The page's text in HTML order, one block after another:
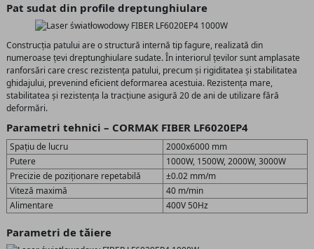
Pat sudat din profile dreptunghiulare
Construcția patului are o structură internă tip fagure, realizată din
numeroase țevi dreptunghiulare sudate. În interiorul țevilor sunt amplasate
ranforsări care cresc rezistența patului, precum și rigiditatea și stabilitatea
ghidajului, prevenind eficient deformarea acestuia. Rezistența mare,
stabilitatea și rezistența la tracțiune asigură 20 de ani de utilizare fără
deformări.
Parametri tehnici – CORMAK FIBER LF6020EP4
Spațiu de lucru
2000x6000 mm
Putere
1000W, 1500W, 2000W, 3000W
Precizie de poziționare repetabilă
±0.02 mm/m
Viteză maximă
40 m/min
Alimentare
400V 50Hz
Parametri de tăiere